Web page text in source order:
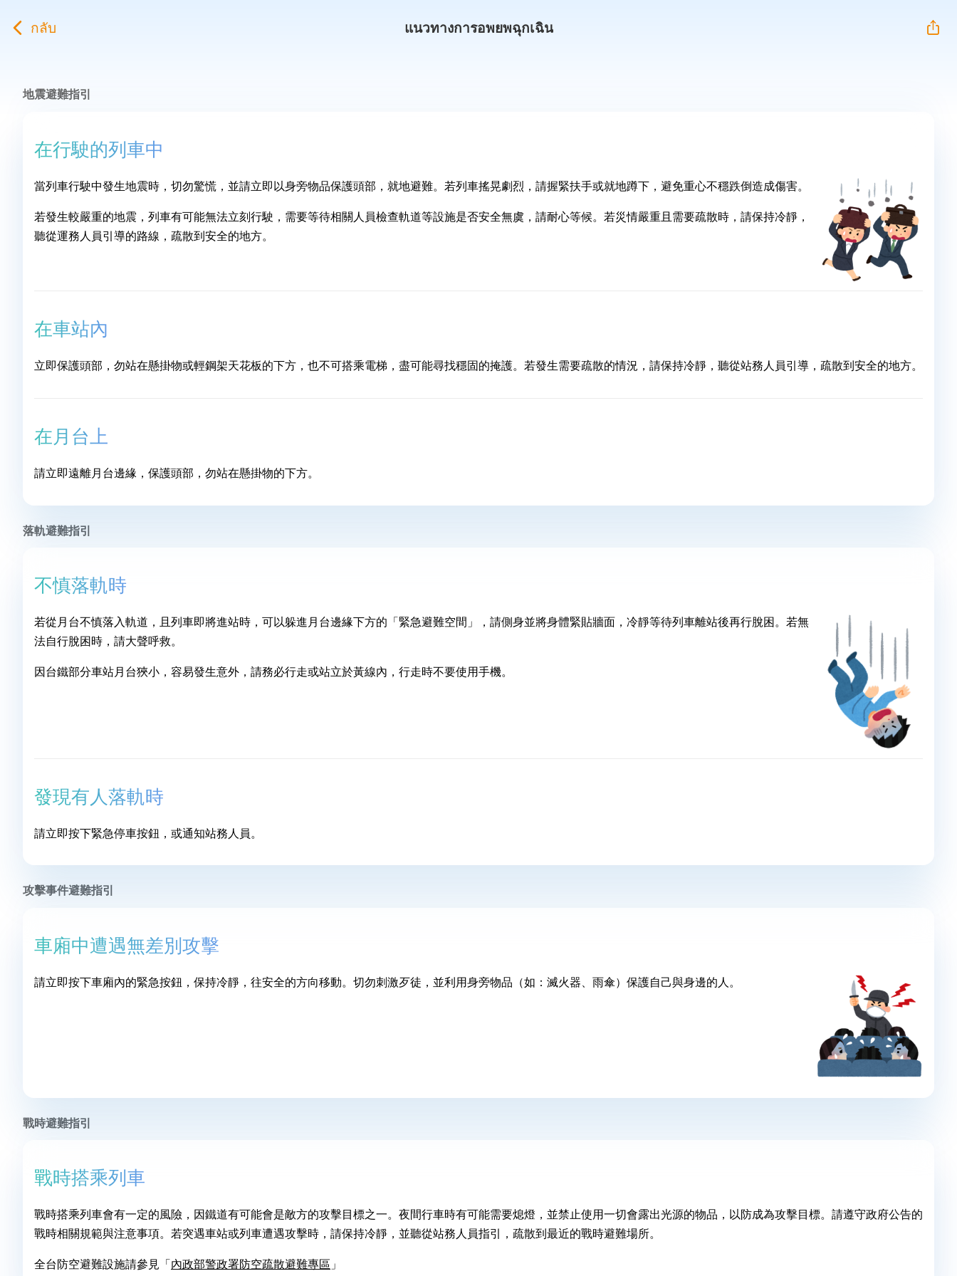
กลับ แนวทางการอพยพฉุกเฉิน
地震避難指引
在行駛的列車中
當列車行駛中發生地震時，切勿驚慌，並請立即以身旁物品保護頭部，就地避難。若列車搖晃劇烈，請握緊扶手或就地蹲下，避免重心不穩跌倒造成傷害。
若發生較嚴重的地震，列車有可能無法立刻行駛，需要等待相關人員檢查軌道等設施是否安全無虞，請耐心等候。若災情嚴重且需要疏散時，請保持冷靜，
聽從運務人員引導的路線，疏散到安全的地方。
在車站內
立即保護頭部，勿站在懸掛物或輕鋼架天花板的下方，也不可搭乘電梯，盡可能尋找穩固的掩護。若發生需要疏散的情況，請保持冷靜，聽從站務人員引導，疏散到安全的地方。
在月台上
請立即遠離月台邊緣，保護頭部，勿站在懸掛物的下方。
落軌避難指引
不慎落軌時
若從月台不慎落入軌道，且列車即將進站時，可以躲進月台邊緣下方的「緊急避難空間」，請側身並將身體緊貼牆面，冷靜等待列車離站後再行脫困。若無
法自行脫困時，請大聲呼救。
因台鐵部分車站月台狹小，容易發生意外，請務必行走或站立於黃線內，行走時不要使用手機。
發現有人落軌時
請立即按下緊急停車按鈕，或通知站務人員。
攻擊事件避難指引
車廂中遭遇無差別攻擊
請立即按下車廂內的緊急按鈕，保持冷靜，往安全的方向移動。切勿刺激歹徒，並利用身旁物品（如：滅火器、雨傘）保護自己與身邊的人。
戰時避難指引
戰時搭乘列車
戰時搭乘列車會有一定的風險，因鐵道有可能會是敵方的攻擊目標之一。夜間行車時有可能需要熄燈，並禁止使用一切會露出光源的物品，以防成為攻擊目標。請遵守政府公告的
戰時相關規範與注意事項。若突遇車站或列車遭遇攻擊時，請保持冷靜，並聽從站務人員指引，疏散到最近的戰時避難場所。
全台防空避難設施請參見「 內政部警政署防空疏散避難專區 」